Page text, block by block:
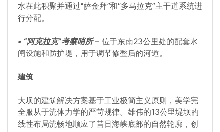
水在此积聚并通过“萨金拜”和“多马拉克”主干道系统进
行分配。
• “阿克拉克”考察哨所– 位于东南23公里处的配套水
闸设施和防护堤，用于调节修整后的河道。
建筑
大坝的建筑解决方案基于工业极简主义原则，美学完
全服从于流体力学的严苛规律。雄伟的13公里堤坝的
线性布局流畅地顺应了昔日海峡底部的自然轮廓，创